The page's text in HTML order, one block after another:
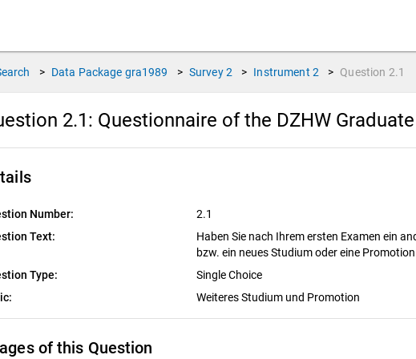
> Data Package gra1989 > Survey 2 > Instrument 2 > Question 2.1
2.1: Questionnaire of the DZHW
Number:
2.1
Text:
Haben Sie nach Ihrem ersten Examen ein
bzw. ein neues Studium oder eine
Type:
Single Choice
Weiteres Studium und Promotion
of this Question